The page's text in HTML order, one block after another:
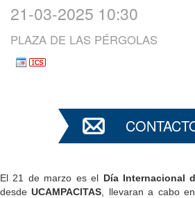
21-03-2025 10:30
PLAZA DE LAS PÉRGOLAS
El 21 de marzo es el Día Internacional
desdeUCAMPACITAS , llevaran a cabo